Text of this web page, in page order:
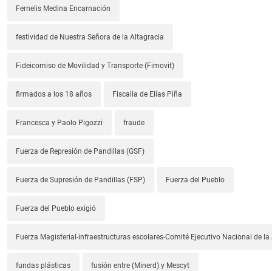
Fernelis Medina Encarnación
festividad de Nuestra Señora de la Altagracia
Fideicomiso de Movilidad y Transporte (Fimovit)
firmados a los 18 años Fiscalia de Elías Piña
Francesca y Paolo Pigozzi fraude
Fuerza de Represión de Pandillas (GSF)
Fuerza de Supresión de Pandillas (FSP) Fuerza del Pueblo
Fuerza del Pueblo exigió
Fuerza Magisterial-infraestructuras escolares-Comité Ejecutivo Nacional de la
fundas plásticas fusión entre (Minerd) y Mescyt